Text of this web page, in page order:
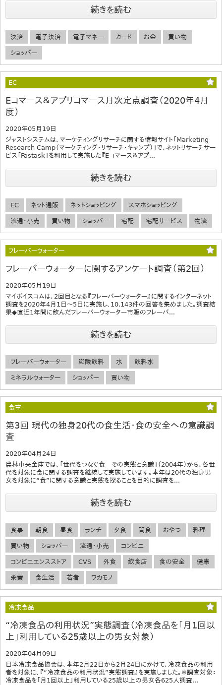
続きを読む
決済 電子決済 電子マネー カード お金 買い物
ショッパー
EC
Eコマース＆アプリコマース月次定点調査（2020年4月
度）
2020年05月19日
ジャストシステムは、マーケティングリサーチに関する情報サイト「Marketing
Research Camp（マーケティング・リサーチ・キャンプ）」で、ネットリサーチサー
ビス「Fastask」を利用して実施した『Eコマース＆アプ...
続きを読む
EC ネット通販 ネットショッピング スマホショッピング
流通・小売 買い物 ショッパー 宅配 宅配サービス 物流
フレーバーウォーター
フレーバーウォーターに関するアンケート調査（第2回）
2020年05月19日
マイボイスコムは、2回目となる『フレーバーウォーター』に関するインターネット
調査を2020年4月1日～5日に実施し、10,143件の回答を集めました。調査結
果◆直近1年間に飲んだフレーバーウォーター市販のフレーバ...
続きを読む
フレーバーウォーター 炭酸飲料 水 飲料水
ミネラルウォーター ショッパー 買い物
食事
第3回 現代の独身20代の食生活・食の安全への意識調
査
2020年04月24日
農林中央金庫では、「世代をつなぐ食 その実態と意識」（2004年）から、各世
代を対象に食に関する調査を継続して実施しています。本年は20代の独身男
女を対象に“食”に関する意識と実態を探ることを目的に調査を...
続きを読む
食事 朝食 昼食 ランチ 夕食 間食 おやつ 料理
買い物 ショッパー 流通・小売 コンビニ
コンビニエンスストア CVS 外食 飲食店 食の安全 健康
栄養 食生活 若者 ワカモノ
冷凍食品
“冷凍食品の利用状況”実態調査（冷凍食品を「月1回以
上」利用している25歳以上の男女対象）
2020年04月09日
日本冷凍食品協会は、本年2月22日から2月24日にかけて、冷凍食品の利用
者を対象に、『“冷凍食品の利用状況”実態調査』を実施しました。※調査対象：
冷凍食品を「月1回以上」利用している25歳以上の男女各625人調査...